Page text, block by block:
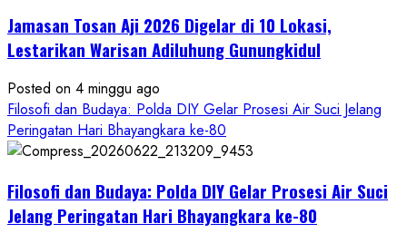
Hayuning
Bawono
Jamasan Tosan Aji 2026 Digelar di 10 Lokasi,
Lestarikan Warisan Adiluhung Gunungkidul
Posted on 4 minggu ago
Filosofi dan Budaya: Polda DIY Gelar Prosesi Air Suci Jelang
Peringatan Hari Bhayangkara ke-80
Filosofi dan Budaya: Polda DIY Gelar Prosesi Air Suci
Jelang Peringatan Hari Bhayangkara ke-80